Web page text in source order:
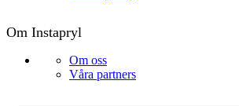
Om Instapryl
Om oss
Våra partners